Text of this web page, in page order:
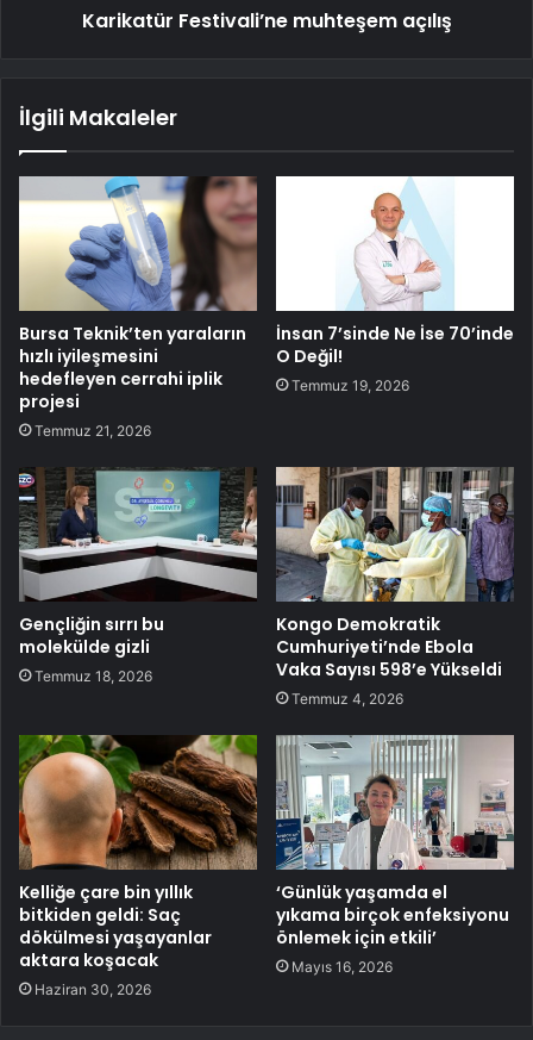
Karikatür Festivali’ne muhteşem açılış
İlgili Makaleler
Bursa Teknik’ten yaraların
hızlı iyileşmesini
hedefleyen cerrahi iplik
projesi
Temmuz 21, 2026
İnsan 7’sinde Ne İse 70’inde
O Değil!
Temmuz 19, 2026
Gençliğin sırrı bu
molekülde gizli
Temmuz 18, 2026
Kongo Demokratik
Cumhuriyeti’nde Ebola
Vaka Sayısı 598’e Yükseldi
Temmuz 4, 2026
Kelliğe çare bin yıllık
bitkiden geldi: Saç
dökülmesi yaşayanlar
aktara koşacak
Haziran 30, 2026
‘Günlük yaşamda el
yıkama birçok enfeksiyonu
önlemek için etkili’
Mayıs 16, 2026